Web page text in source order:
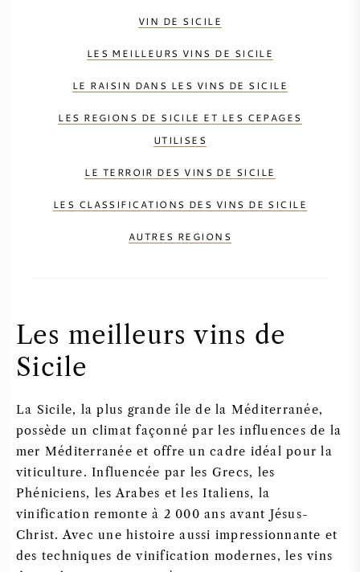
VIN AMÉRICAIN
VIN PORTUGAIS
TOUT LES PAYS
BOURGOGNE
TOSCANE
VIN DE SICILE
LES MEILLEURS VINS DE SICILE
LE RAISIN DANS LES VINS DE SICILE
LES REGIONS DE SICILE ET LES CEPAGES
UTILISES
LE TERROIR DES VINS DE SICILE
LES CLASSIFICATIONS DES VINS DE SICILE
AUTRES REGIONS
Les meilleurs vins de
Sicile
La Sicile, la plus grande île de la Méditerranée,
possède un climat façonné par les influences de la
mer Méditerranée et offre un cadre idéal pour la
viticulture. Influencée par les Grecs, les
Phéniciens, les Arabes et les Italiens, la
vinification remonte à 2 000 ans avant Jésus-
Christ. Avec une histoire aussi impressionnante et
des techniques de vinification modernes, les vins